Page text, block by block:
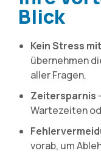
Blick
Kein Stress
übernehmen
aller Fragen.
Zeitersparnis
Wartezeiten
vorab, um